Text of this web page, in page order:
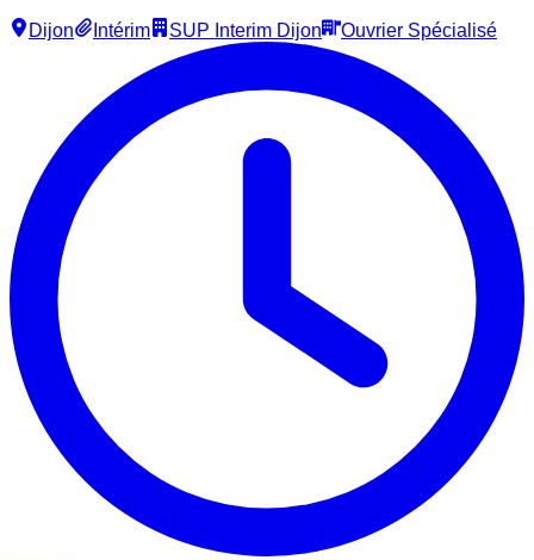
Dijon Intérim SUP Interim Dijon Ouvrier Spécialisé